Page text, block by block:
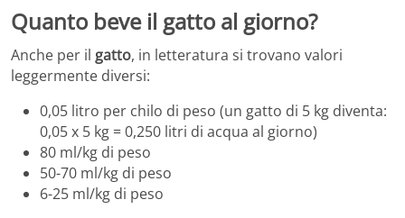
Quanto beve il gatto al giorno?
Anche per il gatto, in letteratura si trovano valori
leggermente diversi:
0,05 litro per chilo di peso (un gatto di 5 kg diventa:
0,05 x 5 kg = 0,250 litri di acqua al giorno)
80 ml/kg di peso
50-70 ml/kg di peso
6-25 ml/kg di peso